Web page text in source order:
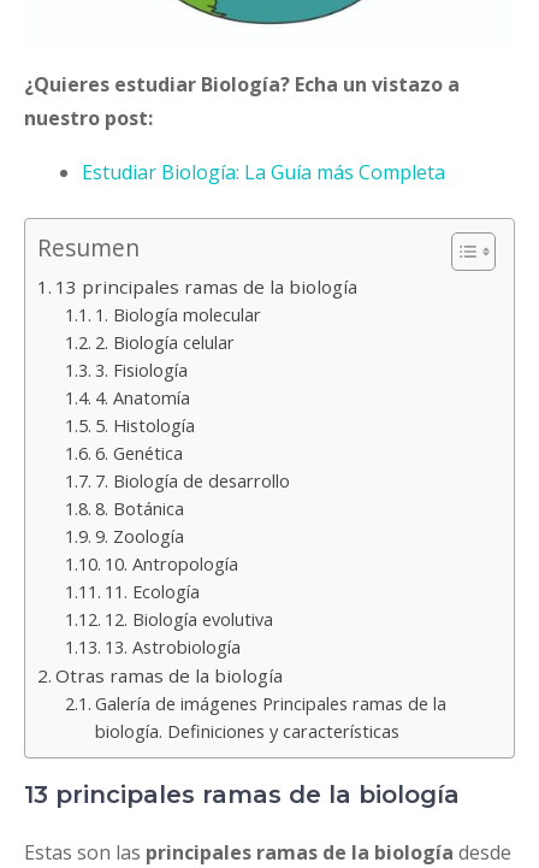
¿Quieres estudiar Biología? Echa un vistazo a
nuestro post:
Estudiar Biología: La Guía más Completa
Resumen
13 principales ramas de la biología
1. Biología molecular
2. Biología celular
3. Fisiología
4. Anatomía
5. Histología
6. Genética
7. Biología de desarrollo
8. Botánica
9. Zoología
10. Antropología
11. Ecología
12. Biología evolutiva
13. Astrobiología
Otras ramas de la biología
Galería de imágenes Principales ramas de la
biología. Definiciones y características
13 principales ramas de la biología
Estas son las principales ramas de la biología desde